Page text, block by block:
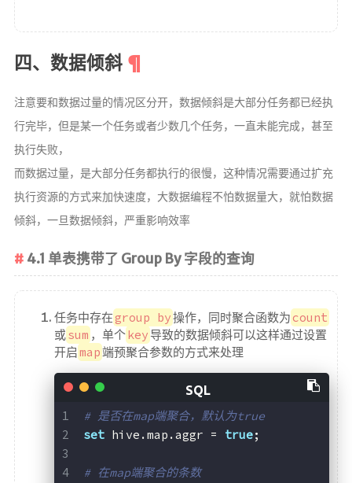
四、数据倾斜
注意要和数据过量的情况区分开，数据倾斜是大部分任务都已经执
行完毕，但是某一个任务或者少数几个任务，一直未能完成，甚至
执行失败，
而数据过量，是大部分任务都执行的很慢，这种情况需要通过扩充
执行资源的方式来加快速度，大数据编程不怕数据量大，就怕数据
倾斜，一旦数据倾斜，严重影响效率
4.1 单表携带了 Group By 字段的查询
任务中存在group by操作，同时聚合函数为count
或sum ，单个key 导致的数据倾斜可以这样通过设置
开启map端预聚合参数的方式来处理
# 是否在map端聚合，默认为true
set hive.map.aggr = true;
# 在map端聚合的条数